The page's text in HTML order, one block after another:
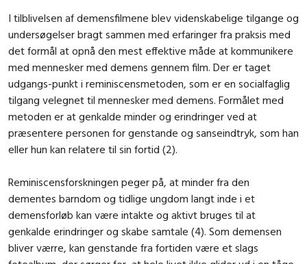
I tilblivelsen af demensfilmene blev videnskabelige tilgange og
undersøgelser bragt sammen med erfaringer fra praksis med
det formål at opnå den mest effektive måde at kommunikere
med mennesker med demens gennem film. Der er taget
udgangs-punkt i reminiscensmetoden, som er en socialfaglig
tilgang velegnet til mennesker med demens. Formålet med
metoden er at genkalde minder og erindringer ved at
præsentere personen for genstande og sanseindtryk, som han
eller hun kan relatere til sin fortid (2).
Reminiscensforskningen peger på, at minder fra den
dementes barndom og tidlige ungdom langt inde i et
demensforløb kan være intakte og aktivt bruges til at
genkalde erindringer og skabe samtale (4). Som demensen
bliver værre, kan genstande fra fortiden være et slags